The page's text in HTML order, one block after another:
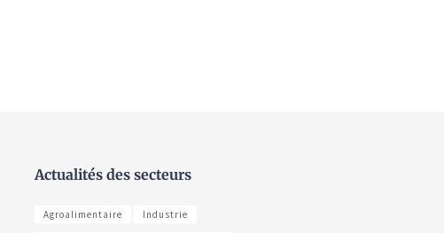
Actualités des secteurs
Agroalimentaire Industrie